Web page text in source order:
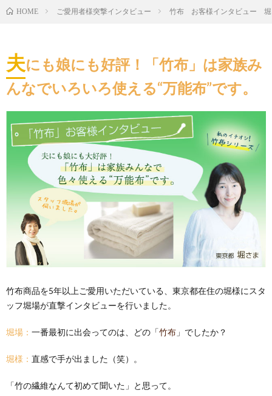
HOME ご愛用者様突撃インタビュー 竹布 お客様インタビュー 堀
夫にも娘にも好評！「竹布」は家族み
んなでいろいろ使える“万能布”です。
竹布商品を5年以上ご愛用いただいている、東京都在住の堀様にスタ
ッフ堀場が直撃インタビューを行いました。
堀場： 一番最初に出会ってのは、どの「竹布 」でしたか？
堀様： 直感で手が出ました（笑）。
「竹の繊維なんて初めて聞いた」と思って。